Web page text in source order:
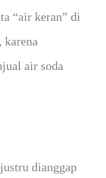
“air keran” di
karena
air soda
dianggap